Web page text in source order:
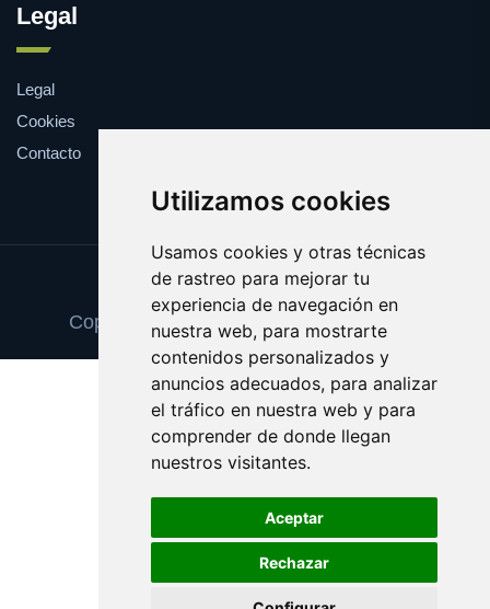
Utilizamos cookies
Usamos cookies y otras técnicas
de rastreo para mejorar tu
experiencia de navegación en
nuestra web, para mostrarte
contenidos personalizados y
anuncios adecuados, para analizar
el tráfico en nuestra web y para
comprender de donde llegan
nuestros visitantes.
Aceptar
Rechazar
Legal
Legal
Cookies
Contacto
Update cookies preferences
Copyright © 2025 tintascompatibles.com